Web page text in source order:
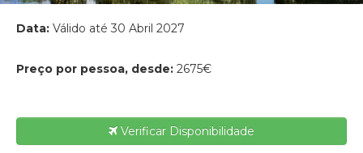
Data: Válido até 30 Abril 2027
Preço por pessoa, desde: 2675€
Verificar Disponibilidade